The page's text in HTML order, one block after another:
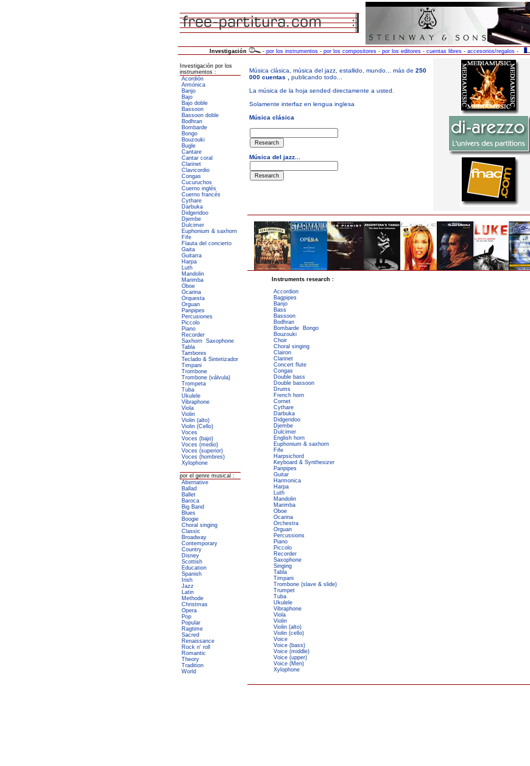
Investigación - por los instrumentos - por los compositores - por los editores - cuentas libres - accesorios/regalos -
Investigación por los
instrumentos :
Acordión
Armónica
Banjo
Bajo
Bajo doble
Bassoon
Bassoon doble
Bodhran
Bombarde
Bongo
Bouzouki
Bugle
Cantare
Cantar coral
Clarinet
Clavicordio
Congas
Cucuruchos
Cuerno inglés
Cuerno francés
Cythare
Darbuka
Didgeridoo
Djembe
Dulcimer
Euphonium & saxhorn
Fife
Flauta del concierto
Gaita
Guitarra
Harpa
Luth
Mandolin
Marimba
Oboe
Ocarina
Orquesta
Orguan
Panpipes
Percusiones
Piccolo
Piano
Recorder
Saxhorn Saxophone
Tabla
Tambores
Teclado & Sintetizador
Timpani
Trombone
Trombone (válvula)
Trompeta
Tuba
Ukulele
Vibraphone
Viola
Violin
Violin (alto)
Violin (Cello)
Voces
Voces (bajo)
Voces (medio)
Voces (superior)
Voces (hombres)
Xylophone
por el genre musical :
Alternative
Ballad
Ballet
Baroca
Big Band
Blues
Boogie
Choral singing
Classic
Broadway
Contemporary
Country
Disney
Scottish
Education
Spanish
Irish
Jazz
Latin
Methode
Christmas
Opera
Pop
Popular
Ragtime
Sacred
Renaissance
Rock n' roll
Romantic
Theory
Tradition
World
Instruments research :
Accordion
Bagpipes
Banjo
Bass
Bassoon
Bodhran
Bombarde
Bongo
Bouzouki
Choir
Choral singing
Clairon
Clarinet
Concert flute
Congas
Double bass
Double bassoon
Drums
French horn
Cornet
Cythare
Darbuka
Didgeridoo
Djembe
Dulcimer
English horn
Euphonium & saxhorn
Fife
Harpsichord
Keyboard & Synthesizer
Panpipes
Guitar
Harmonica
Harpa
Luth
Mandolin
Marimba
Oboe
Ocarina
Orchestra
Orguan
Percussions
Piano
Piccolo
Recorder
Saxophone
Singing
Tabla
Timpani
Trombone (slave & slide)
Trumpet
Tuba
Ukulele
Vibraphone
Viola
Violin
Violin (alto)
Violin (cello)
Voice
Voice (bass)
Voice (middle)
Voice (upper)
Voice (Men)
Xylophone